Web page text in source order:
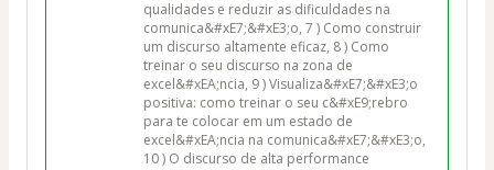
qualidades e reduzir as dificuldades na
comunica&#xE7;&#xE3;o, 7 ) Como construir
um discurso altamente eficaz, 8 ) Como
treinar o seu discurso na zona de
excel&#xEA;ncia, 9 ) Visualiza&#xE7;&#xE3;o
positiva: como treinar o seu c&#xE9;rebro
para te colocar em um estado de
excel&#xEA;ncia na comunica&#xE7;&#xE3;o,
10 ) O discurso de alta performance